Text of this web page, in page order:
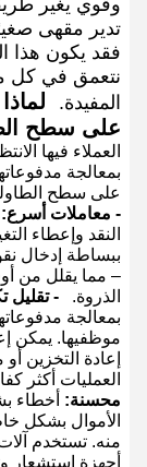
وقوي يغير
تدير مقهى
فقد يكون هذا
نتعمق في كل
المفيدة.
على سطح
العملاء فيها
بمعالجة
على سطح
- معاملات أسرع:
النقد وإعطاء
ببساطة إدخال
– مما يقلل من
الذروة.
- تقليل
بمعالجة
موظفيها. يمكن
إعادة التخزين
العمليات أكثر
محسنة: أخطاء
الأموال بشكل
منه. تستخدم
أجهزة استشعار